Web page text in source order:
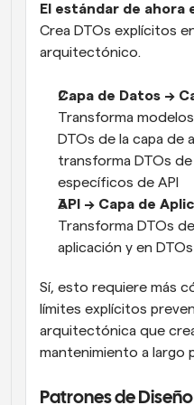
El estándar de ahora
Crea DTOs explícitos
arquitectónico.
Capa de Datos →
Transforma
DTOs de la capa de
transforma DTOs de
específicos de API
API → Capa de
Transforma DTOs
aplicación y en
Sí, esto requiere más
límites explícitos
arquitectónica que
mantenimiento a largo
Patrones de